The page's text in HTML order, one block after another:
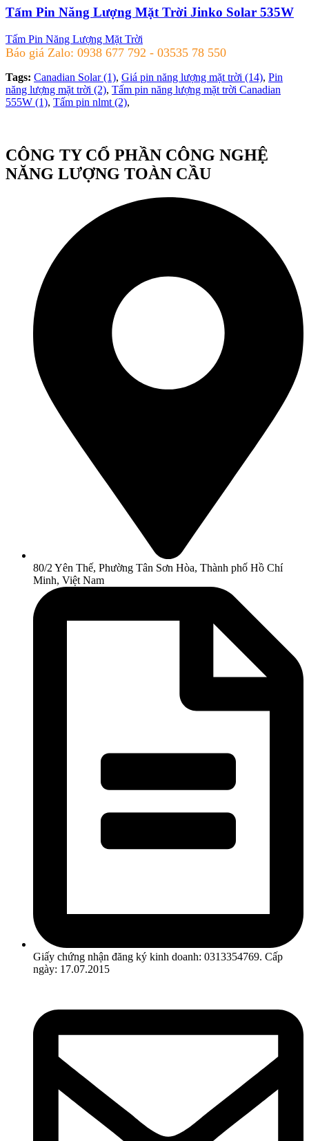
Tấm Pin Năng Lượng Mặt Trời Jinko Solar 535W
Tấm Pin Năng Lượng Mặt Trời
Báo giá Zalo: 0938 677 792 - 03535 78 550
Tags: Canadian Solar (1), Giá pin năng lượng mặt trời (14), Pin
năng lượng mặt trời (2), Tấm pin năng lượng mặt trời Canadian
555W (1), Tấm pin nlmt (2),
CÔNG TY CỔ PHẦN CÔNG NGHỆ
NĂNG LƯỢNG TOÀN CẦU
80/2 Yên Thế, Phường Tân Sơn Hòa, Thành phố Hồ Chí
Minh, Việt Nam
Giấy chứng nhận đăng ký kinh doanh: 0313354769. Cấp
ngày: 17.07.2015